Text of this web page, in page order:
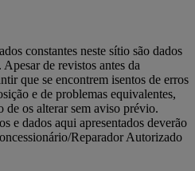
constantes neste sítio são dados
de revistos antes da
que se encontrem isentos de erros
e de problemas equivalentes,
de os alterar sem aviso prévio.
e dados aqui apresentados deverão
Reparador Autorizado